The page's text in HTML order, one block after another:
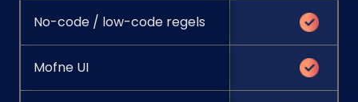
No-code / low-code regels
Mofne UI